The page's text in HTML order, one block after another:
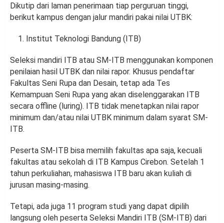
Dikutip dari laman penerimaan tiap perguruan tinggi,
berikut kampus dengan jalur mandiri pakai nilai UTBK:
Institut Teknologi Bandung (ITB)
Seleksi mandiri ITB atau SM-ITB menggunakan komponen
penilaian hasil UTBK dan nilai rapor. Khusus pendaftar
Fakultas Seni Rupa dan Desain, tetap ada Tes
Kemampuan Seni Rupa yang akan diselenggarakan ITB
secara offline (luring). ITB tidak menetapkan nilai rapor
minimum dan/atau nilai UTBK minimum dalam syarat SM-
ITB.
Peserta SM-ITB bisa memilih fakultas apa saja, kecuali
fakultas atau sekolah di ITB Kampus Cirebon. Setelah 1
tahun perkuliahan, mahasiswa ITB baru akan kuliah di
jurusan masing-masing.
Tetapi, ada juga 11 program studi yang dapat dipilih
langsung oleh peserta Seleksi Mandiri ITB (SM-ITB) dari